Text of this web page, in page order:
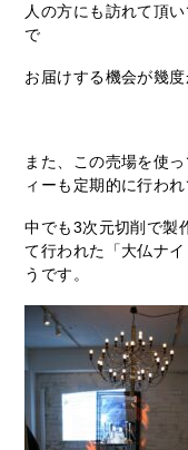
人の方にも訪れて頂
で
お届けする機会が幾度
また、この売場を使
ィーも定期的に行われ
中でも3次元切削で製
て行われた「大仏ナ
うです。